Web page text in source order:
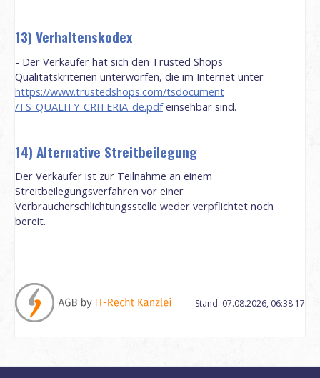
13) Verhaltenskodex
- Der Verkäufer hat sich den Trusted Shops
Qualitätskriterien unterworfen, die im Internet unter
https://www.trustedshops.com/tsdocument
/TS_QUALITY_CRITERIA_de.pdfeinsehbar sind.
14) Alternative Streitbeilegung
Der Verkäufer ist zur Teilnahme an einem
Streitbeilegungsverfahren vor einer
Verbraucherschlichtungsstelle weder verpflichtet noch
bereit.
Stand: 07.08.2026, 06:38:17